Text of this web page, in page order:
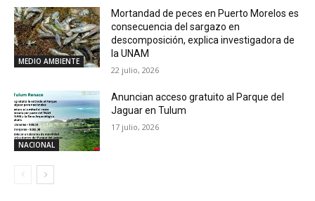
MEDIO AMBIENTE
Mortandad de peces en Puerto Morelos es
consecuencia del sargazo en
descomposición, explica investigadora de
la UNAM
22 julio, 2026
NACIONAL
Anuncian acceso gratuito al Parque del
Jaguar en Tulum
17 julio, 2026